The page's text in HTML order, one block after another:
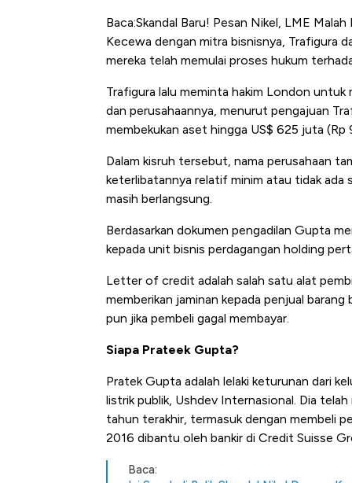
Baca:Skandal Baru! Pesan Nikel, LME Malah
Kecewa dengan mitra bisnisnya, Trafigura
mereka telah memulai proses hukum
Trafigura lalu meminta hakim London
dan perusahaannya, menurut pengajuan
membekukan aset hingga US$ 625 juta (Rp
Dalam kisruh tersebut, nama perusahaan
keterlibatannya relatif minim atau tidak ada
masih berlangsung.
Berdasarkan dokumen pengadilan Gupta
kepada unit bisnis perdagangan holding
Letter of credit adalah salah satu alat
memberikan jaminan kepada penjual
pun jika pembeli gagal membayar.
Siapa Prateek Gupta?
Pratek Gupta adalah lelaki keturunan dari
listrik publik, Ushdev Internasional. Dia
tahun terakhir, termasuk dengan membeli
2016 dibantu oleh bankir di Credit Suisse
Baca: